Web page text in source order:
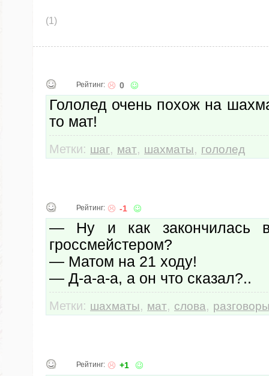
(1)
Рейтинг: 0
Гололед очень похож на
то мат!
Метки: шаг, мат, шахматы, гололед
Рейтинг: -1
— Ну и как закончилась
гроссмейстером?
— Матом на 21 ходу!
— Д-а-а-а, а он что сказал?..
Метки: шахматы, мат, слова,
Рейтинг: +1